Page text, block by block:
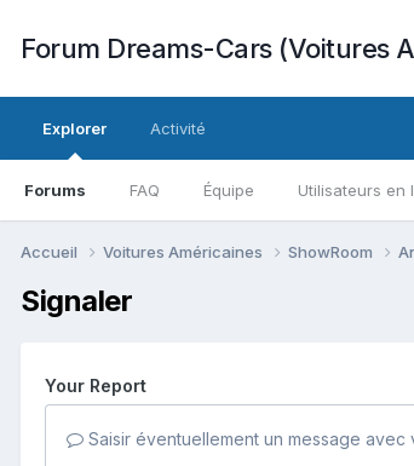
Forum Dreams-Cars (Voitures
Explorer
Forums FAQ Équipe Utilisateurs en
Activité
Accueil Voitures Américaines ShowRoom
Signaler
Your Report
Saisir éventuellement un message avec